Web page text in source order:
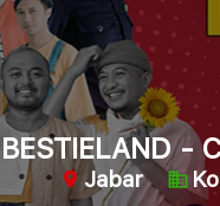
BESTIELAND -
Jabar